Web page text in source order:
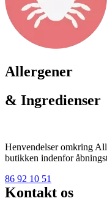
Allergener
& Ingredienser
Henvendelser omkring
butikken indenfor
86 92 10 51
Kontakt os